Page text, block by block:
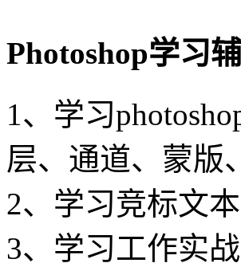
Photoshop学习
1、学习
层、通道、蒙版
2、学习竞标文
3、学习工作实